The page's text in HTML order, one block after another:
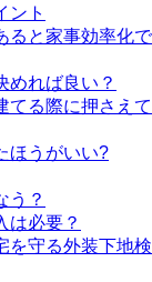
ント
ると家事効率化で
めれば良い？
てる際に押さえて
ほうがいい?
う？
は必要？
を守る外装下地検